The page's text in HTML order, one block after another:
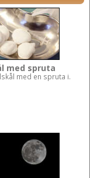
med spruta
med en spruta i.